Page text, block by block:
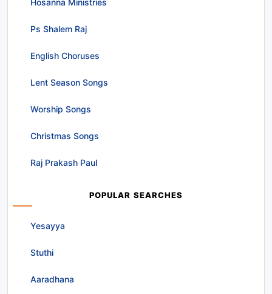
Ps Shalem Raj
English Choruses
Lent Season Songs
Worship Songs
Christmas Songs
Raj Prakash Paul
POPULAR SEARCHES
Yesayya
Stuthi
Aaradhana